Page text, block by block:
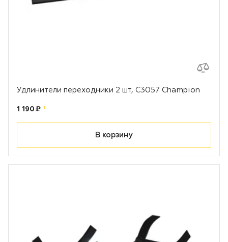
Удлинители переходники 2 шт, С3057 Champion
Цена:
1 190 ₽ рублей
*
В корзину